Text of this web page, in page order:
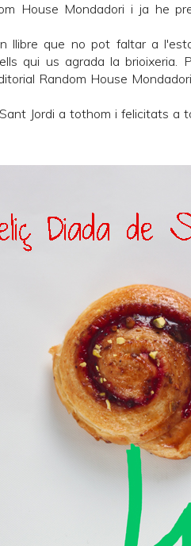
House Mondadori i ja he
llibre que no pot faltar a
qui us agrada la brioixeria.
Random House Mondadori
Jordi a tothom i felicitats a